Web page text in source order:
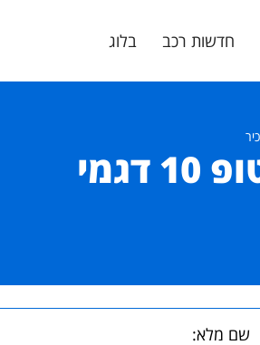
חדשות רכב בלוג
הכוונה מקצועית: סיכונים מרכזיים בטופ 10 דגמי